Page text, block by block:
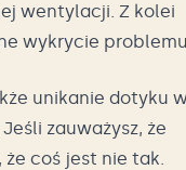
wentylacji. Z kolei
wykrycie
unikanie dotyku
zauważysz, że
coś jest nie tak.